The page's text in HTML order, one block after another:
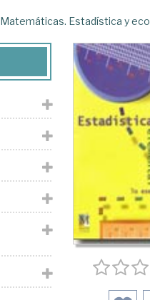
Matemáticas. Estadística y